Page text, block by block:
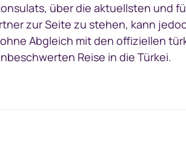
über die aktuellsten und
zur Seite zu stehen, kann
Abgleich mit den offiziellen
Reise in die Türkei.